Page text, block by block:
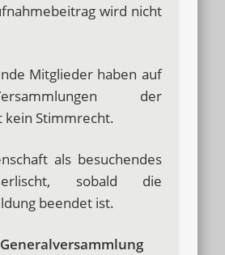
wird nicht
Mitglieder haben auf
der
kein Stimmrecht.
als besuchendes
sobald die
beendet ist.